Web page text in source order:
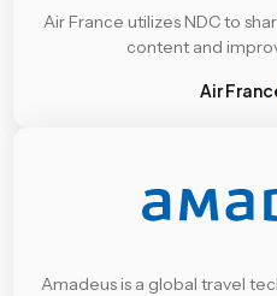
Air France utilizes NDC to
content and
Air
Amadeus is a global travel